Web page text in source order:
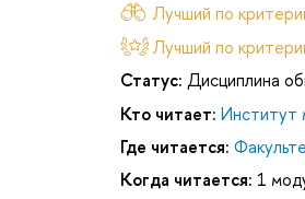
Лучший по
Лучший по
Статус: Дисциплина
Кто читает: Институт
Где читается:
Когда читается: 1